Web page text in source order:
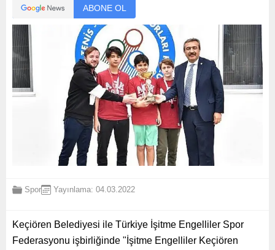
ABONE OL
Spor Yayınlama: 04.03.2022
Keçiören Belediyesi ile Türkiye İşitme Engelliler Spor
Federasyonu işbirliğinde "İşitme Engelliler Keçiören